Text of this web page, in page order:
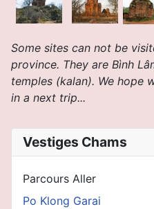
Some sites can not be
province. They are Bình
temples (kalan). We hope
in a next trip...
Vestiges Chams
Parcours Aller
Po Klong Garai